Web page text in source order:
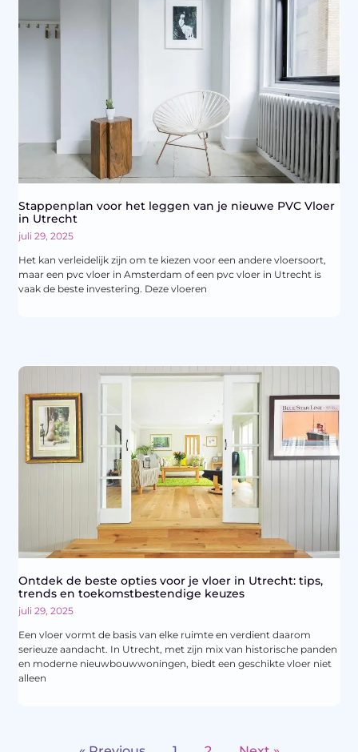
Stappenplan voor het leggen van je nieuwe PVC Vloer
in Utrecht
juli 29, 2025
Het kan verleidelijk zijn om te kiezen voor een andere vloersoort,
maar een pvc vloer in Amsterdam of een pvc vloer in Utrecht is
vaak de beste investering. Deze vloeren
Ontdek de beste opties voor je vloer in Utrecht: tips,
trends en toekomstbestendige keuzes
juli 29, 2025
Een vloer vormt de basis van elke ruimte en verdient daarom
serieuze aandacht. In Utrecht, met zijn mix van historische panden
en moderne nieuwbouwwoningen, biedt een geschikte vloer niet
alleen